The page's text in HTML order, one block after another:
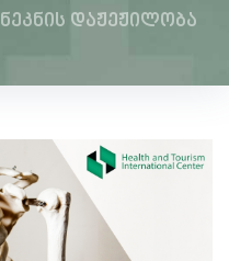
ნეკნის დაჟეჟილობა